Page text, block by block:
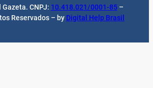
Reservados – byDigital Help Brasil